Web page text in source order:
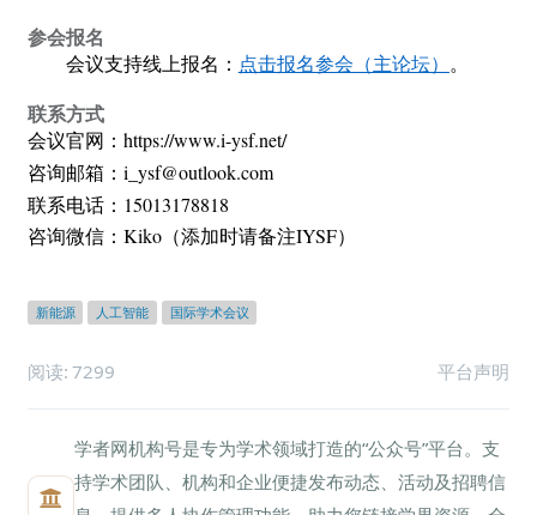
参会报名
会议支持线上报名： 点击报名参会（主论坛） 。
联系方式
会议官网： https://www.i-ysf.net/
咨询邮箱： i_ysf@outlook.com
联系电话： 15013178818
咨询微信： Kiko（添加时请备注IYSF）
新能源 人工智能 国际学术会议
阅读: 7299 平台声明
学者网机构号是专为学术领域打造的“公众号”平台。支
持学术团队、机构和企业便捷发布动态、活动及招聘信